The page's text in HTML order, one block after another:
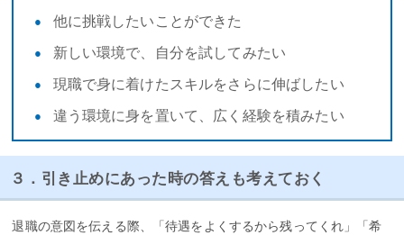
他に挑戦したいことができた
新しい環境で、自分を試してみたい
現職で身に着けたスキルをさらに伸ばしたい
違う環境に身を置いて、広く経験を積みたい
３．引き止めにあった時の答えも考えておく
退職の意図を伝える際、「待遇をよくするから残ってくれ」「希